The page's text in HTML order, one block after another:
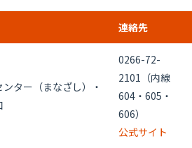
連絡先
ター（まなざし）・
0266-72-
2101（内線
604・605・
606）
公式サイト